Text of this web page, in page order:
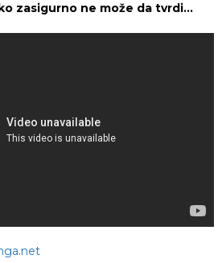
zasigurno ne može da tvrdi…